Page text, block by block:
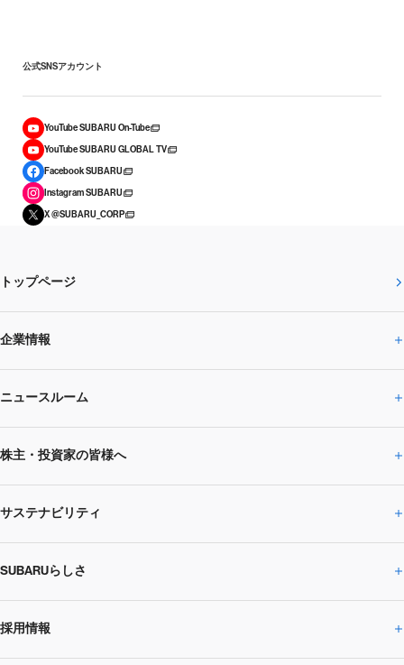
公式SNSアカウント
YouTube SUBARU On-Tube
YouTube SUBARU GLOBAL TV
Facebook SUBARU
Instagram SUBARU
X @SUBARU_CORP
トップページ
企業情報
企業情報トップ
SUBARUのありたい姿
SUBARU 2025方針
事業所・関係会社
ニュースルーム
ニュースルームトップ
ニュースリリース
閉じる
株主・投資家の皆様へ
株主・投資家の皆様へトップ
企業・経営
IRライブラリー
サステナビリティ
サステナビリティトップ
CEOサステナビリティ
SUBARUらしさ
SUBARUらしさトップ
採用情報